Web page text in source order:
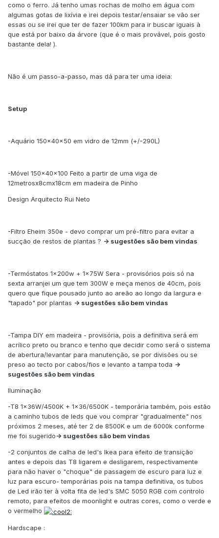
como o ferro. Já tenho umas rochas de molho em água com
algumas gotas de lixívia e irei depois testar/ensaiar se vão ser
essas ou se irei que ter de fazer 100km para ir buscar iguais à
que está por baixo da árvore (que é o mais provável, pois gosto
bastante dela! ).
Não é um passo-a-passo, mas dá para ter uma ideia:
Setup
-Aquário 150x40x50 em vidro de 12mm (+/-290L)
-Móvel 150x40x100 Feito a partir de uma viga de
12metrosx8cmx18cm em madeira de Pinho
Design Arquitecto Rui Neto
-Filtro Eheim 350e - devo comprar um pré-filtro para evitar a
sucção de restos de plantas ? -> sugestões são bem vindas
-Termóstatos 1x200w + 1x75W Sera - provisórios pois só na
sexta arranjei um que tem 300W e meça menos de 40cm, pois
quero que fique pousado junto ao areão ao longo da largura e
"tapado" por plantas -> sugestões são bem vindas
-Tampa DIY em madeira - provisória, pois a definitiva será em
acrílico preto ou branco e tenho que decidir como será o sistema
de abertura/levantar para manutenção, se por divisões ou se
preso ao tecto por cabos/fios e levanto a tampa toda ->
sugestões são bem vindas
Iluminação
-T8 1x36W/4500K + 1x36/6500K - temporária também, pois estão
a caminho tubos de leds que vou comprar "gradualmente" nos
próximos 2 meses, até ter 2 de 8500K e um de 6000k conforme
me foi sugerido-> sugestões são bem vindas
-2 conjuntos de calha de led's Ikea para efeito de transição
antes e depois das T8 ligarem e desligarem, respectivamente
para não haver o "choque" de passagem de escuro para luz e
luz para escuro- temporárias pois na tampa definitiva, os tubos
de Led irão ter à volta fita de led's SMC 5050 RGB com controlo
remoto, para efeitos de moonlight e outras cores, como o verde e
o vermelho
Hardscape :